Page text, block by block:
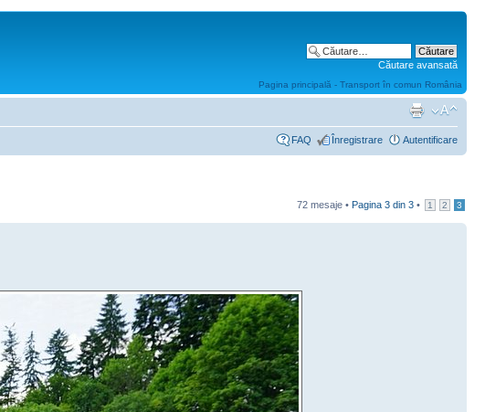
Căutare avansată
Pagina principală - Transport în comun România
FAQ Înregistrare Autentificare
72 mesaje • Pagina 3 din 3 • 1 2 3